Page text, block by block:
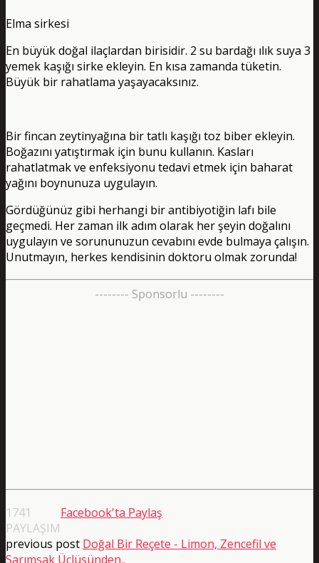
Elma sirkesi
En büyük doğal ilaçlardan birisidir. 2 su bardağı ılık suya 3
yemek kaşığı sirke ekleyin. En kısa zamanda tüketin.
Büyük bir rahatlama yaşayacaksınız.
Bir fincan zeytinyağına bir tatlı kaşığı toz biber ekleyin.
Boğazını yatıştırmak için bunu kullanın. Kasları
rahatlatmak ve enfeksiyonu tedavi etmek için baharat
yağını boynunuza uygulayın.
Gördüğünüz gibi herhangi bir antibiyotiğin lafı bile
geçmedi. Her zaman ilk adım olarak her şeyin doğalını
uygulayın ve sorununuzun cevabını evde bulmaya çalışın.
Unutmayın, herkes kendisinin doktoru olmak zorunda!
-------- Sponsorlu --------
1741
PAYLAŞIM
Facebook'ta Paylaş
previous post Doğal Bir Reçete - Limon, Zencefil ve
Sarımsak Üçlüsünden..